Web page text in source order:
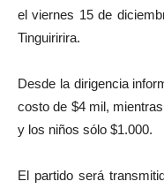
el viernes 15 de
Tinguiririra.
Desde la dirigencia
costo de $4 mil,
y los niños sólo $1.000.
El partido será